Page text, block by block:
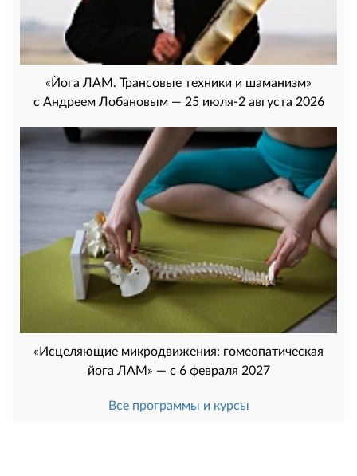
«Йога ЛАМ. Трансовые техники и шаманизм»
с Андреем Лобановым — 25 июля-2 августа 2026
«Исцеляющие микродвижения: гомеопатическая
йога ЛАМ» — с 6 февраля 2027
Все программы и курсы